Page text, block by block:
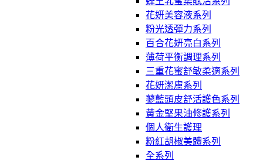
花妍美容液系列
粉光透彈力系列
百合花妍亮白系列
薄荷平衡調理系列
三重花蜜舒敏柔適系列
花妍潔膚系列
蓼藍頭皮舒活護色系列
黃金堅果油修護系列
個人衛生護理
粉紅胡椒美體系列
全系列